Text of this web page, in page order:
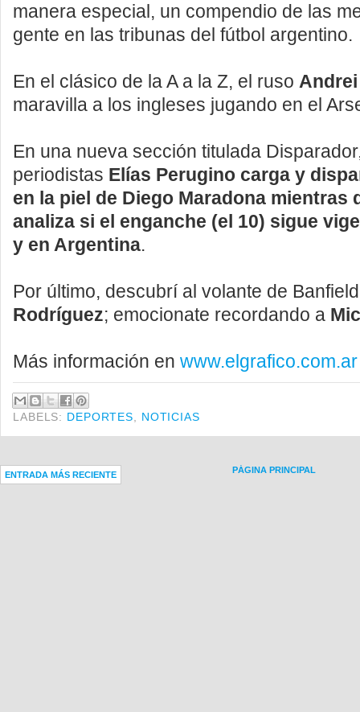
manera especial, un compendio de las
gente en las tribunas del fútbol argentino.
En el clásico de la A a la Z, el ruso
maravilla a los ingleses jugando en el
En una nueva sección titulada
periodistas Elías Perugino carga y
en la piel de Diego Maradona mientras
analiza si el enganche (el 10) sigue
y en Argentina.
Por último, descubrí al volante de
Rodríguez; emocionate recordando a
Más información en www.elgrafico.com.ar
LABELS: DEPORTES NOTICIAS
ENTRADA MÁS RECIENTE PÁGINA PRINCIPAL